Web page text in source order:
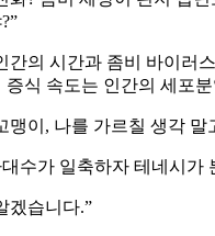
간의 시간과 좀비 바이러
증식 속도는 인간의 세포
맹이, 나를 가르칠 생각 말
수가 일축하자 테네시가
겠습니다.”